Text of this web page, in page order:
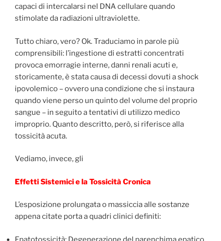
capaci di intercalarsi nel DNA cellulare quando
stimolate da radiazioni ultraviolette.
Tutto chiaro, vero? Ok. Traduciamo in parole più
comprensibili: l’ingestione di estratti concentrati
provoca emorragie interne, danni renali acuti e,
storicamente, è stata causa di decessi dovuti a shock
ipovolemico – ovvero una condizione che si instaura
quando viene perso un quinto del volume del proprio
sangue – in seguito a tentativi di utilizzo medico
improprio. Quanto descritto, però, si riferisce alla
tossicità acuta.
Vediamo, invece, gli
Effetti Sistemici e la Tossicità Cronica
L’esposizione prolungata o massiccia alle sostanze
appena citate porta a quadri clinici definiti: